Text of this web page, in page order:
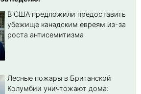
В США предложили предоставить
убежище канадским евреям из-за
роста антисемитизма
Лесные пожары в Британской
Колумбии уничтожают дома: